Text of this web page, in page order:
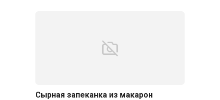
Сырная запеканка из макарон